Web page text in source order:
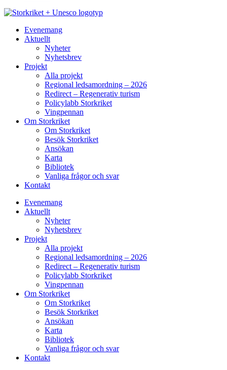
Evenemang
Aktuellt
Nyheter
Nyhetsbrev
Projekt
Alla projekt
Regional ledsamordning – 2026
Redirect – Regenerativ turism
Policylabb Storkriket
Vingpennan
Om Storkriket
Om Storkriket
Besök Storkriket
Ansökan
Karta
Bibliotek
Vanliga frågor och svar
Kontakt
Evenemang
Aktuellt
Nyheter
Nyhetsbrev
Projekt
Alla projekt
Regional ledsamordning – 2026
Redirect – Regenerativ turism
Policylabb Storkriket
Vingpennan
Om Storkriket
Om Storkriket
Besök Storkriket
Ansökan
Karta
Bibliotek
Vanliga frågor och svar
Kontakt